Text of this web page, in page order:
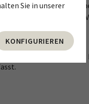
Sie in unserer
KONFIGURIEREN
von denen eine 180 µg
Wadenkrämpfe